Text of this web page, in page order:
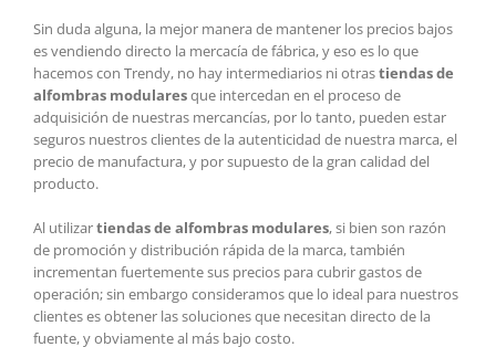
más
grande
Sin duda alguna, la mejor manera de mantener los precios bajos
es vendiendo directo la mercacía de fábrica, y eso es lo que
hacemos con Trendy, no hay intermediarios ni otrastiendas de
alfombras modularesque intercedan en el proceso de
adquisición de nuestras mercancías, por lo tanto, pueden estar
seguros nuestros clientes de la autenticidad de nuestra marca, el
precio de manufactura, y por supuesto de la gran calidad del
producto.
Al utilizartiendas de alfombras modulares, si bien son razón
de promoción y distribución rápida de la marca, también
incrementan fuertemente sus precios para cubrir gastos de
operación; sin embargo consideramos que lo ideal para nuestros
clientes es obtener las soluciones que necesitan directo de la
fuente, y obviamente al más bajo costo.